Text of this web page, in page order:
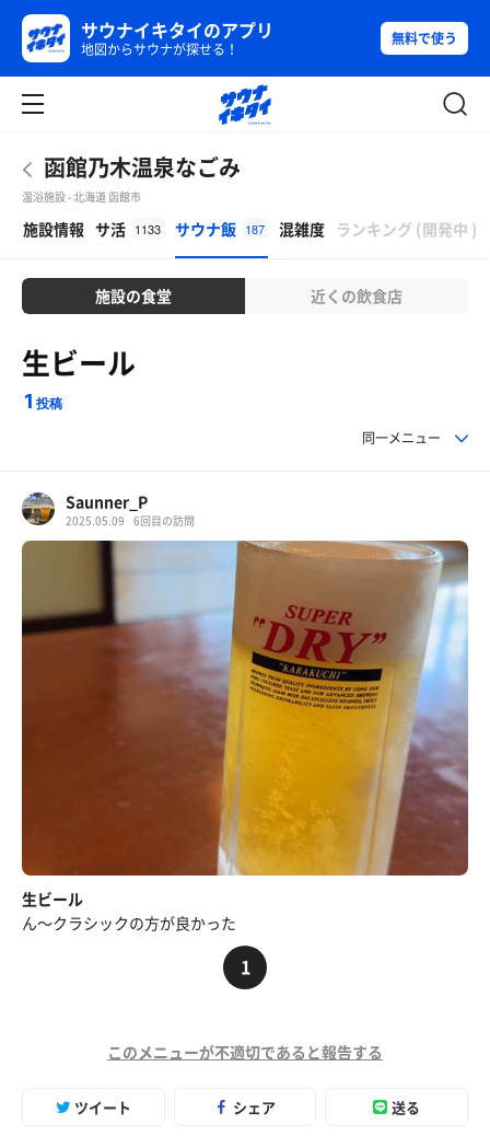
サウナイキタイのアプリ
地図からサウナが探せる！
無料で使う
函館乃木温泉なごみ
温浴施設 - 北海道 函館市
施設情報 サ活 1133 サウナ飯 187 混雑度 ランキング (開発中 )
施設の食堂 近くの飲食店
生ビール
1 投稿
同一メニュー
Saunner_P
2025.05.09 6回目の訪問
生ビール
ん〜クラシックの方が良かった
1
このメニューが不適切であると報告する
ツイート シェア 送る